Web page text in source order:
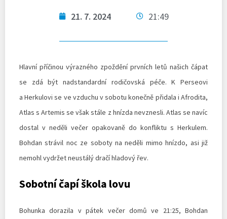
21. 7. 2024 21:49
Hlavní příčinou výrazného zpoždění prvních letů našich čápat
se zdá být nadstandardní rodičovská péče. K Perseovi
a Herkulovi se ve vzduchu v sobotu konečně přidala i Afrodita,
Atlas s Artemis se však stále z hnízda nevznesli. Atlas se navíc
dostal v neděli večer opakovaně do konfliktu s Herkulem.
Bohdan strávil noc ze soboty na neděli mimo hnízdo, asi již
nemohl vydržet neustálý dračí hladový řev.
Sobotní čapí škola lovu
Bohunka dorazila v pátek večer domů ve 21:25, Bohdan